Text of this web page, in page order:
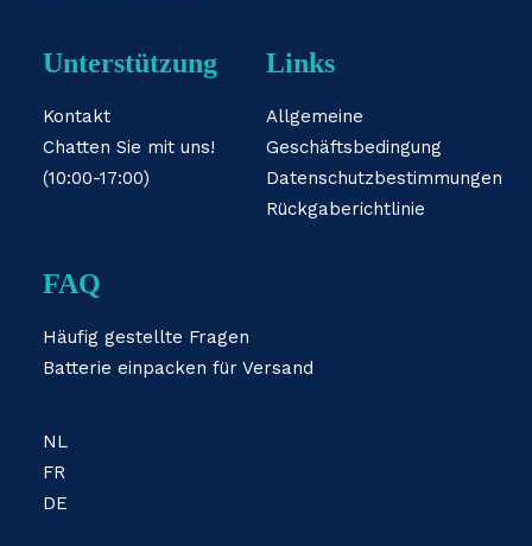
Unterstützung
Kontakt
Chatten Sie mit uns!
(10:00-17:00)
Links
Allgemeine
Geschäftsbedingung
Datenschutzbestimmungen
Rückgaberichtlinie
FAQ
Häufig gestellte Fragen
Batterie einpacken für Versand
NL
FR
DE